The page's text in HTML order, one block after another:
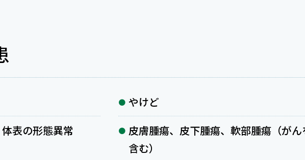
やけど
表の形態異常
皮膚腫瘍、皮下腫瘍、軟部腫瘍（がん
含む）